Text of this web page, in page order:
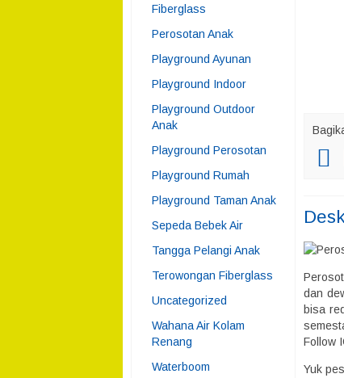
Fiberglass
Perosotan Anak
Playground Ayunan
Playground Indoor
Playground Outdoor
Anak
Playground Perosotan
Playground Rumah
Playground Taman Anak
Sepeda Bebek Air
Tangga Pelangi Anak
Terowongan Fiberglass
Uncategorized
Wahana Air Kolam
Renang
Waterboom
dan
bisa
Follow
Yuk